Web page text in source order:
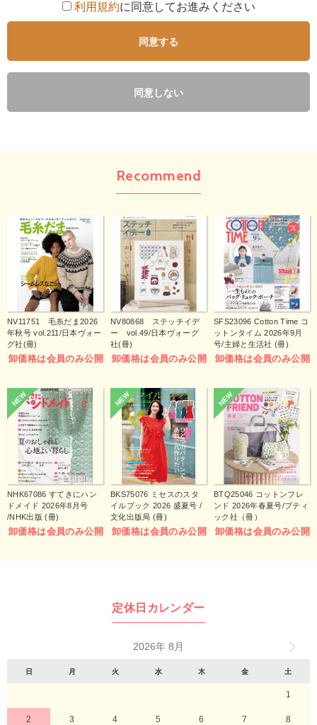
利用規約に同意してお進みください
同意する
同意しない
Recommend
NV11751 毛糸だま2026
年秋号 vol.211/日本ヴォー
グ社(冊)
卸価格は会員のみ公開
NV80868 ステッチイデ
ー vol.49/日本ヴォーグ
社(冊)
卸価格は会員のみ公開
SFS23096 Cotton Time コ
ットンタイム 2026年9月
号/主婦と生活社 (冊)
卸価格は会員のみ公開
NEW
NHK67086 すてきにハン
ドメイド 2026年8月号
/NHK出版 (冊)
卸価格は会員のみ公開
NEW
BKS75076 ミセスのスタ
イルブック 2026 盛夏号 /
文化出版局 (冊)
卸価格は会員のみ公開
NEW
BTQ25046 コットンフレ
ンド 2026年春夏号/ブティ
ック社（冊）
卸価格は会員のみ公開
定休日カレンダー
2026年 8月
日 月 火 水 木 金 土
1
2 3 4 5 6 7 8